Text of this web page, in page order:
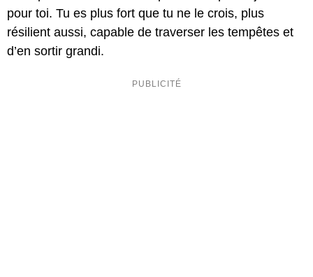
pour toi. Tu es plus fort que tu ne le crois, plus
résilient aussi, capable de traverser les tempêtes et
d’en sortir grandi.